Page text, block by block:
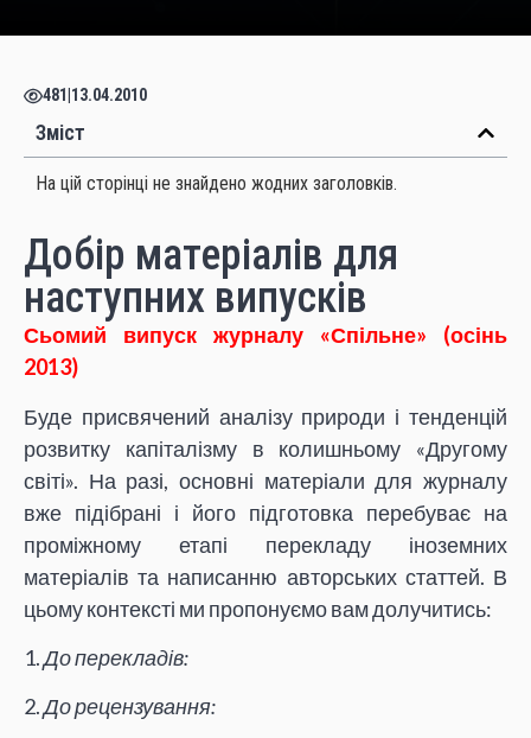
481 13.04.2010
Зміст
На цій сторінці не знайдено жодних заголовків.
Добір матеріалів для
наступних випусків
Сьомий випуск журналу «Спільне» (осінь
2013)
Буде присвячений аналізу природи і тенденцій
розвитку капіталізму в колишньому «Другому
світі». На разі, основні матеріали для журналу
вже підібрані і його підготовка перебуває на
проміжному етапі перекладу іноземних
матеріалів та написанню авторських статтей. В
цьому контексті ми пропонуємо вам долучитись:
1.До перекладів:
2.До рецензування: